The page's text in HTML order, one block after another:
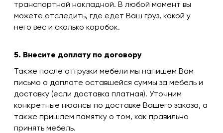
транспортной накладной. В любой момент вы
можете отследить, где едет Ваш груз, какой у
него вес и сколько коробок.
5. Внесите доплату по договору
Также после отгрузки мебели мы напишем Вам
письмо о доплате оставшейся суммы за мебель и
доставку (если доставка платная). Уточним
конкретные нюансы по доставке Вашего заказа, а
также пришлем памятку о том, как правильно
принять мебель.